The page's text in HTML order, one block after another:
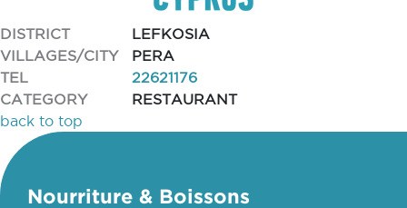
DISTRICT
LEFKOSIA
VILLAGES/CITY
PERA
TEL
22621176
CATEGORY
RESTAURANT
back to top
Nourriture & Boissons